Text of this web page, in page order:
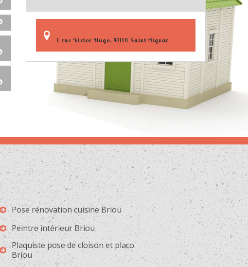
1 rue Victor Hugo, 41110 Saint Aignan
Pose rénovation cuisine Briou
Peintre intérieur Briou
Plaquiste pose de cloison et placo
Briou